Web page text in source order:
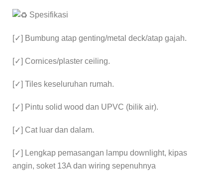
Spesifikasi
[✓] Bumbung atap genting/metal deck/atap gajah.
[✓] Cornices/plaster ceiling.
[✓] Tiles keseluruhan rumah.
[✓] Pintu solid wood dan UPVC (bilik air).
[✓] Cat luar dan dalam.
[✓] Lengkap pemasangan lampu downlight, kipas
angin, soket 13A dan wiring sepenuhnya